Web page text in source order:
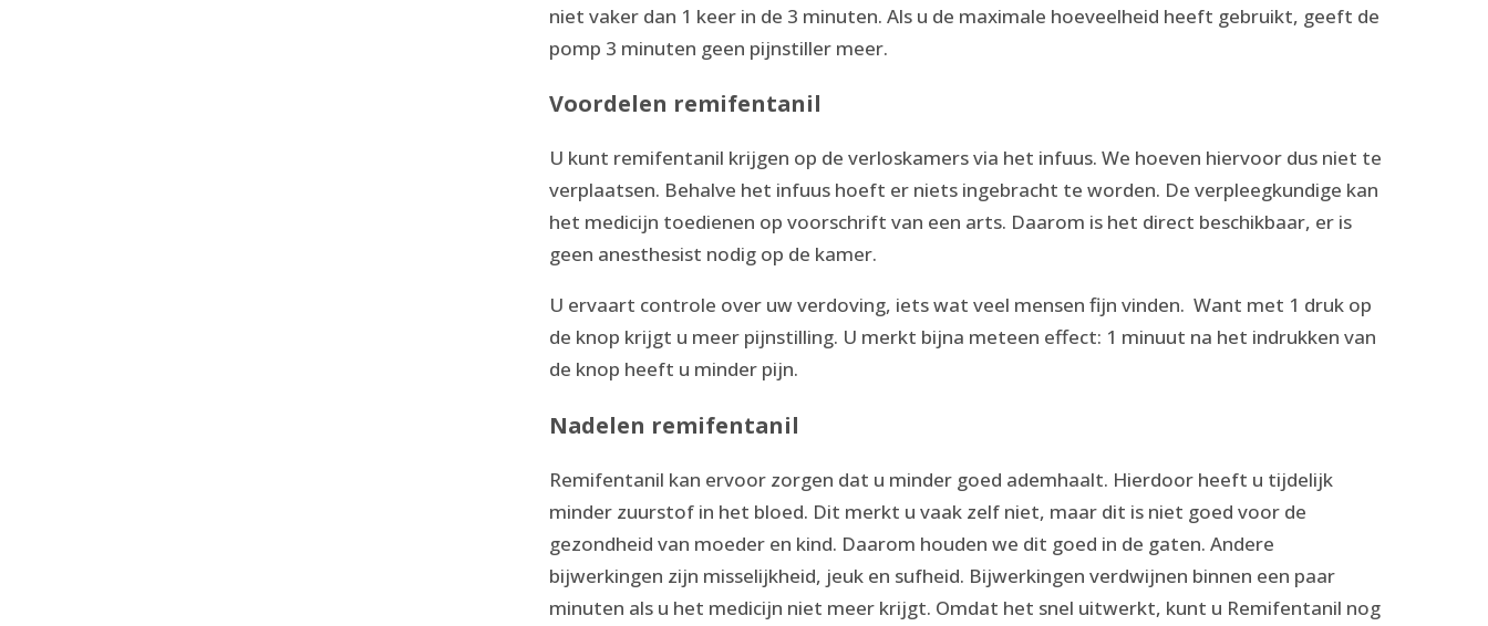
niet vaker dan 1 keer in de 3 minuten. Als u de maximale hoeveelheid heeft gebruikt, geeft de
pomp 3 minuten geen pijnstiller meer.
Voordelen remifentanil
U kunt remifentanil krijgen op de verloskamers via het infuus. We hoeven hiervoor dus niet te
verplaatsen. Behalve het infuus hoeft er niets ingebracht te worden. De verpleegkundige kan
het medicijn toedienen op voorschrift van een arts. Daarom is het direct beschikbaar, er is
geen anesthesist nodig op de kamer.
U ervaart controle over uw verdoving, iets wat veel mensen fijn vinden. Want met 1 druk op
de knop krijgt u meer pijnstilling. U merkt bijna meteen effect: 1 minuut na het indrukken van
de knop heeft u minder pijn.
Nadelen remifentanil
Remifentanil kan ervoor zorgen dat u minder goed ademhaalt. Hierdoor heeft u tijdelijk
minder zuurstof in het bloed. Dit merkt u vaak zelf niet, maar dit is niet goed voor de
gezondheid van moeder en kind. Daarom houden we dit goed in de gaten. Andere
bijwerkingen zijn misselijkheid, jeuk en sufheid. Bijwerkingen verdwijnen binnen een paar
minuten als u het medicijn niet meer krijgt. Omdat het snel uitwerkt, kunt u Remifentanil nog